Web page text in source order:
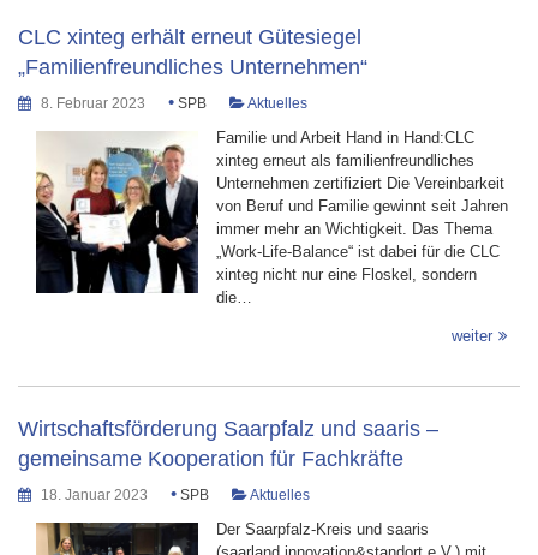
CLC xinteg erhält erneut Gütesiegel
„Familienfreundliches Unternehmen“
8. Februar 2023 • SPB Aktuelles
Familie und Arbeit Hand in Hand:CLC
xinteg erneut als familienfreundliches
Unternehmen zertifiziert Die Vereinbarkeit
von Beruf und Familie gewinnt seit Jahren
immer mehr an Wichtigkeit. Das Thema
„Work-Life-Balance“ ist dabei für die CLC
xinteg nicht nur eine Floskel, sondern
die…
weiter
Wirtschaftsförderung Saarpfalz und saaris –
gemeinsame Kooperation für Fachkräfte
18. Januar 2023 • SPB Aktuelles
Der Saarpfalz-Kreis und saaris